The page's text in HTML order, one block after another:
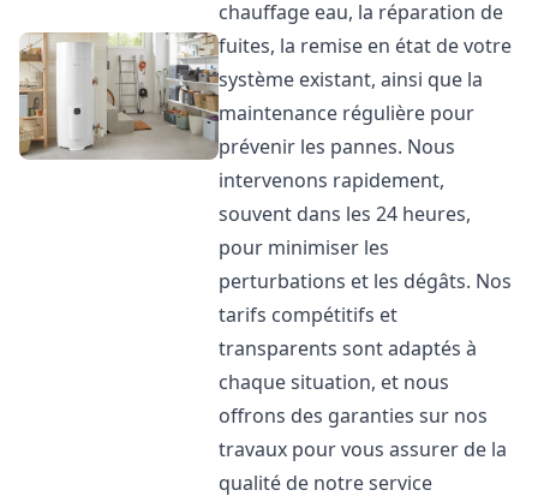
chauffage eau, la réparation de
fuites, la remise en état de votre
système existant, ainsi que la
maintenance régulière pour
prévenir les pannes. Nous
intervenons rapidement,
souvent dans les 24 heures,
pour minimiser les
perturbations et les dégâts. Nos
tarifs compétitifs et
transparents sont adaptés à
chaque situation, et nous
offrons des garanties sur nos
travaux pour vous assurer de la
qualité de notre service